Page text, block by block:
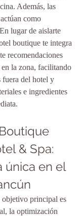
Además, las
como
lugar de aislarte
boutique te integra
recomendaciones
la zona, facilitando
fuera del hotel y
e ingredientes
& Spa:
única en el
objetivo principal es
la optimización